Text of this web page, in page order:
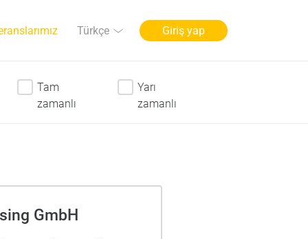
Dil
Türkçe Giriş yap
Tam
zamanlı
Yarı
zamanlı
GmbH